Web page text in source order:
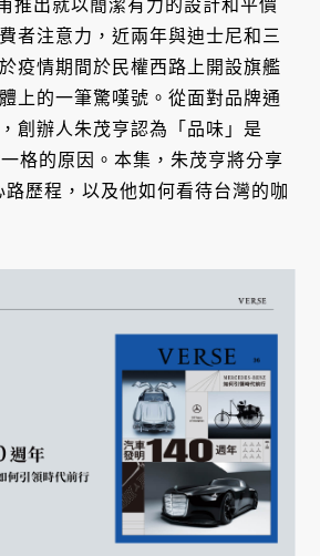
推出就以簡潔有力的設計和平價
者注意力，近兩年與迪士尼和三
疫情期間於民權西路上開設旗艦
上的一筆驚嘆號。從面對品牌通
創辦人朱茂亨認為「品味」是
格的原因。本集，朱茂亨將分享
歷程，以及他如何看待台灣的咖